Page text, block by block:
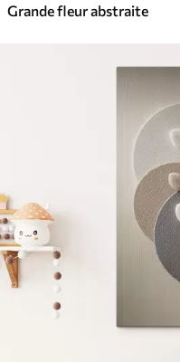
Grande fleur abstraite